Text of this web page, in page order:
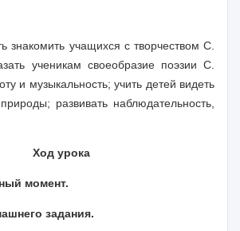
знакомить учащихся с творчеством С.
ученикам своеобразие поэзии С.
и музыкальность; учить детей видеть
развивать наблюдательность,
Ход урока
момент.
задания.